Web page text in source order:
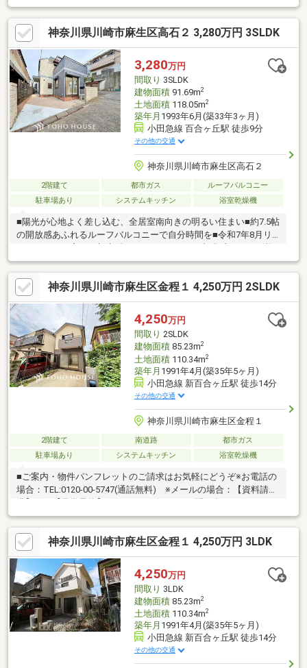
替え、トイレ・洗面台交換など充実のリフォーム実施。・南向き×
南側道路で陽当たり良好、明るく開放的な住まい。・15帖超の
LDKは家族がゆったりくつろげる快適空間。・システムキッチ
ン、トイレ2ヶ所など暮らしを快適にする設備が充実。・ハイルー
フ車対応の駐車スペースを確保。・長沢小学校・長沢中学校が徒
歩圏内で、子育て世帯にもおすすめの住環境です。
神奈川県川崎市麻生区高石２ 3,280万円 3SLDK
3,280万円
間取り 3SLDK
建物面積91.69m2
土地面積118.05m2
築年月 1993年6月(築33年3ヶ月)
小田急線 百合ヶ丘駅 徒歩9分
その他の交通
神奈川県川崎市麻生区高石２
2階建て 都市ガス
ルーフバルコニー
駐車場あり
システムキッチン 浴室乾燥機
■陽光が心地よく差し込む、全居室南向きの明るい住まい■約7.5帖
の開放感あふれるルーフバルコニーで自分時間を■令和7年8月リ
工、軽量鉄骨造の確かな安心感■3SLDKのゆとり、全居室8帖・6
帖を確保した機能的な間取り■今からご見学可能です！
神奈川県川崎市麻生区金程１ 4,250万円 2SLDK
4,250万円
間取り 2SLDK
建物面積85.23m2
土地面積110.34m2
築年月 1991年4月(築35年5ヶ月)
小田急線 新百合ヶ丘駅 徒歩14分
その他の交通
神奈川県川崎市麻生区金程１
2階建て 南道路
都市ガス
駐車場あり
システムキッチン 浴室乾燥機
■ご案内・物件パンフレットのご請求はお気軽にどうぞ※お電話の
場合：TEL:0120-00-5747(通話無料) ※メールの場合：【資料請
い。■～東宝ハウス【フリーダイヤル:0120-00-5747】～
神奈川県川崎市麻生区金程１ 4,250万円 3LDK
4,250万円
間取り 3LDK
建物面積85.23m2
土地面積110.34m2
築年月 1991年4月(築35年5ヶ月)
小田急線 新百合ヶ丘駅 徒歩14分
その他の交通